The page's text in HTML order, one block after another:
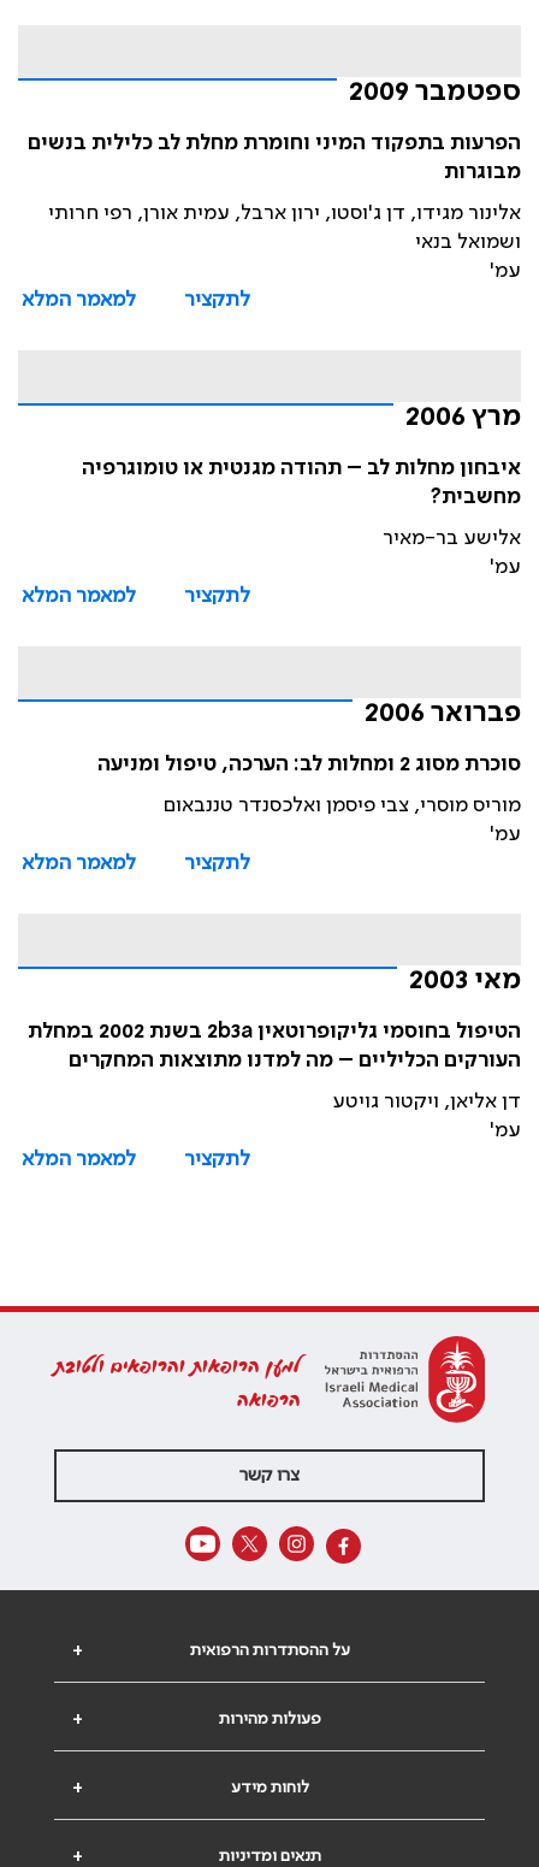
ספטמבר 2009
הפרעות בתפקוד המיני וחומרת מחלת לב כלילית בנשים
מבוגרות
אלינור מגידו, דן ג'וסטו, ירון ארבל, עמית אורן, רפי חרותי
ושמואל בנאי
עמ'
לתקציר
למאמר המלא
מרץ 2006
איבחון מחלות לב – תהודה מגנטית או טומוגרפיה
מחשבית?
אלישע בר-מאיר
עמ'
לתקציר
למאמר המלא
פברואר 2006
סוכרת מסוג 2 ומחלות לב: הערכה, טיפול ומניעה
מוריס מוסרי, צבי פיסמן ואלכסנדר טננבאום
עמ'
לתקציר
למאמר המלא
מאי 2003
הטיפול בחוסמי גליקופרוטאין 2b3a בשנת 2002 במחלת
העורקים הכליליים – מה למדנו מתוצאות המחקרים
דן אליאן, ויקטור גויטע
עמ'
לתקציר
למאמר המלא
למען הרופאות והרופאים ולטובת
הרפואה
צרו קשר
+ על ההסתדרות הרפואית
+ פעולות מהירות
+ לוחות מידע
+ תנאים ומדיניות